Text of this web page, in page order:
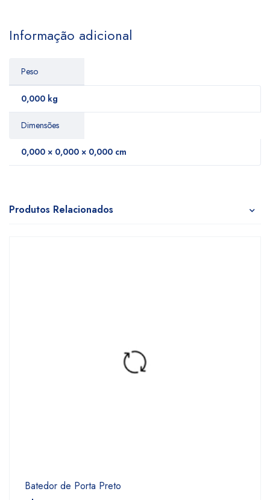
Informação adicional
Peso
0,000 kg
Dimensões
0,000 × 0,000 × 0,000 cm
Produtos Relacionados
Batedor de Porta Preto